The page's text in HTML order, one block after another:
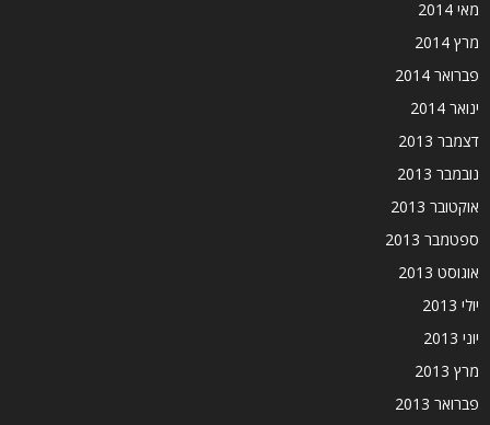
מאי 2014
מרץ 2014
פברואר 2014
ינואר 2014
דצמבר 2013
נובמבר 2013
אוקטובר 2013
ספטמבר 2013
אוגוסט 2013
יולי 2013
יוני 2013
מרץ 2013
פברואר 2013